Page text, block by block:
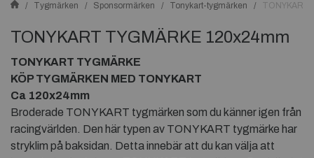
Tygmärken Sponsormärken Tonykart-tygmärken TONYKART
TONYKART TYGMÄRKE 120x24mm
TONYKART TYGMÄRKE
KÖP TYGMÄRKEN MED TONYKART
Ca 120x24mm
Broderade TONYKART tygmärken som du känner igen från
racingvärlden. Den här typen av TONYKART tygmärke har
stryklim på baksidan. Detta innebär att du kan välja att